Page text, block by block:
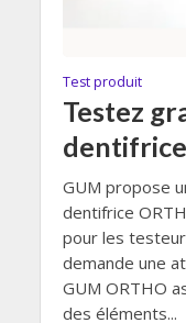
Test produit
Testez
GUM propose
dentifrice
pour les
demande une
GUM ORTHO
des éléments...